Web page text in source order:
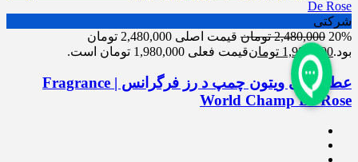
شرکتی
20%
2,480,000 تومان
قیمت اصلی 2,480,000 تومان
بود.1,980,000 تومانقیمت فعلی 1,980,000 تومان است.
عطر لویی ویتون چمپ د رز فرگرانس | Fragrance
World Champ De Rose